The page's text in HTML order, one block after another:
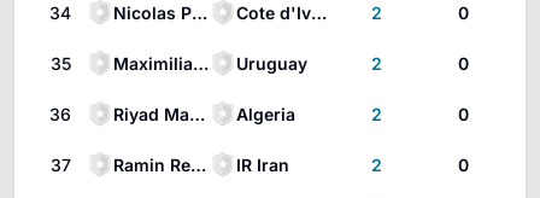
34 Nicolas Pépé Cote d'Ivoire 2 0
35 Maximiliano Araujo Uruguay 2 0
36 Riyad Mahrez Algeria 2 0
37 Ramin Rezaeian IR Iran 2 0